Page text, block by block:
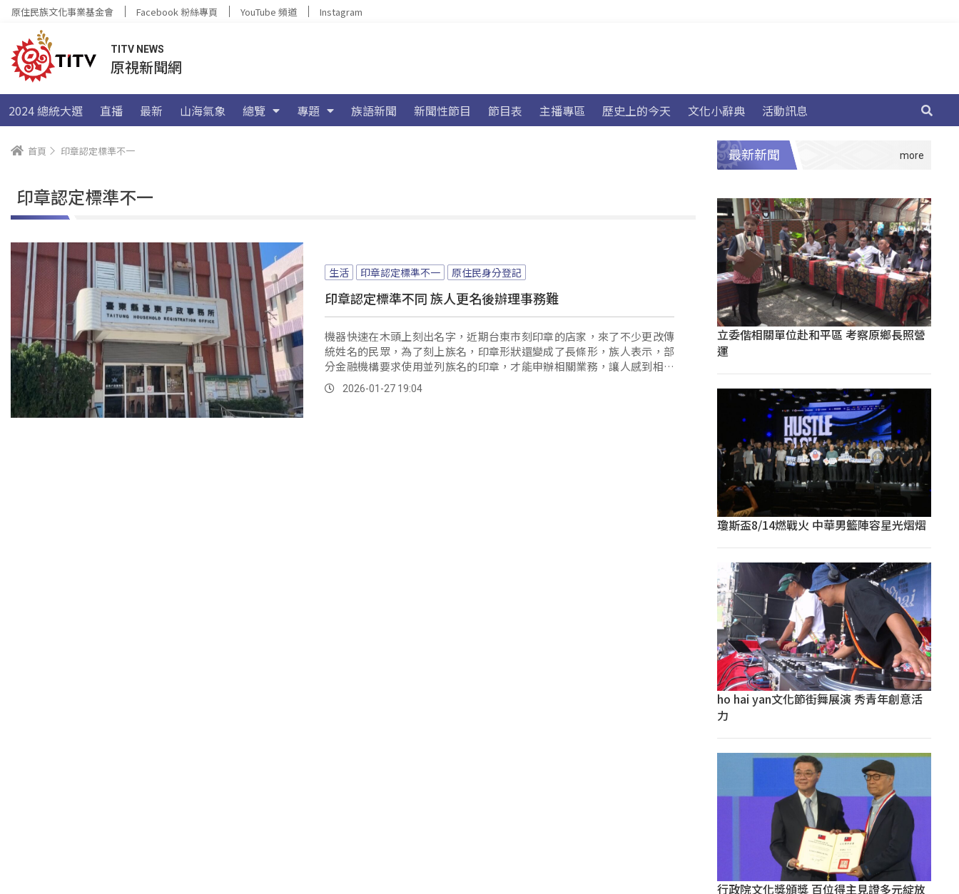
原住民族文化事業基金會 Facebook 粉絲專頁 YouTube 頻道 Instagram
TITV NEWS
原視新聞網
2024 總統大選 直播 最新 山海氣象 總覽 專題 族語新聞 新聞性節目 節目表 主播專區 歷史上的今天 文化小辭典 活動訊息
首頁 印章認定標準不一
印章認定標準不一
生活 印章認定標準不一 原住民身分登記
印章認定標準不同 族人更名後辦理事務難
機器快速在木頭上刻出名字，近期台東市刻印章的店家，來了不少更改傳
統姓名的民眾，為了刻上族名，印章形狀還變成了長條形，族人表示，部
分金融機構要求使用並列族名的印章，才能申辦相關業務，讓人感到相當
困擾。2026-01-27 19:04
最新新聞
立委偕相關單位赴和平區 考察原鄉長照營
運
瓊斯盃8/14燃戰火 中華男籃陣容星光熠熠
ho hai yan文化節街舞展演 秀青年創意活
力
行政院文化獎頒獎 百位得主見證多元綻放